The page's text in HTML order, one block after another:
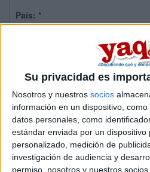
Su privacidad es
Nosotros y nuestros socios
información en un dispositivo,
datos personales, como
estándar enviada por un
personalizado, medición de
investigación de audiencia y
permiso, nosotros y nuestros
País: *
Sobre ti
Soy:*
Chico